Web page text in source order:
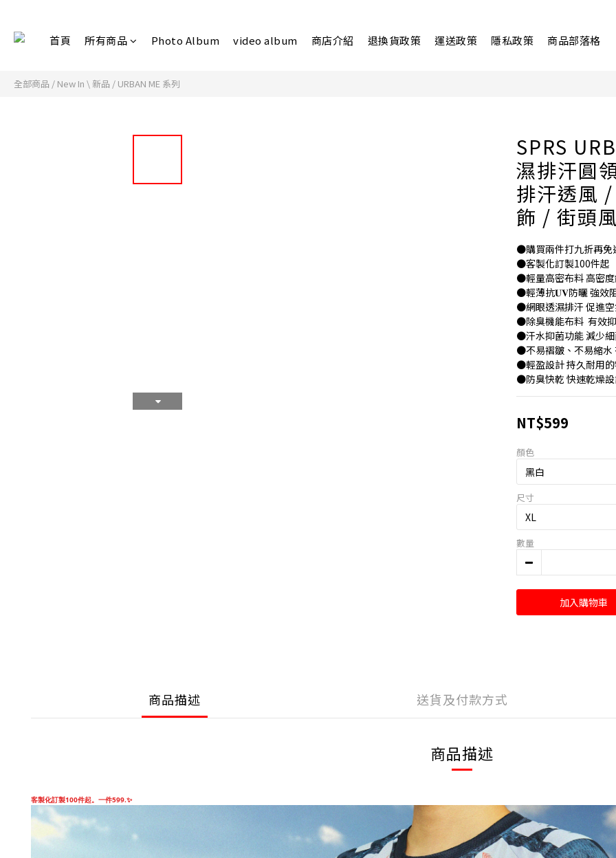
首頁 所有商品 Photo Album video album 商店介紹 退換貨政策 運送政策 隱私政策 商品部落格
全部商品 / New In \ 新品 / URBAN ME 系列
SPRS
濕排汗圓
排汗透風
飾 / 街頭
●購買兩件打九折再免
●客製化訂製100件起
●輕量高密布料 高密
●輕薄抗𝐔𝐕防曬 強效
●網眼透濕排汗 促進
●除臭機能布料  有效
●汗水抑菌功能 減少
●不易褶皺、不易縮水
●輕盈設計 持久耐用
●防臭快乾 快速乾燥
NT$599
顏色
尺寸
數量
加入購物車
商品描述 送貨及付款方式
商品描述
客製化訂製100件起。一件599.✨